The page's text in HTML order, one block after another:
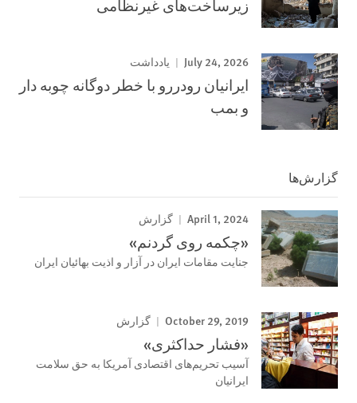
زیرساخت‌های غیرنظامی
July 24, 2026 یادداشت
ایرانیان رودررو با خطر دوگانه چوبه دار
و بمب
گزارش‌ها
April 1, 2024 گزارش
«چکمه روی گردنم»
جنایت مقامات ایران در آزار و اذیت بهائیان ایران
October 29, 2019 گزارش
«فشار حداکثری»
آسیب تحریم‌های اقتصادی آمریکا به حق سلامت
ایرانیان